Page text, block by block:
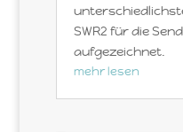
SWR2 für die
aufgezeichnet.
mehr lesen